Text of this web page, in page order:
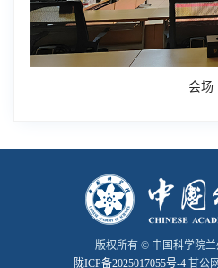
会场
版权所有 © 中国科学院
陇ICP备2025017055号-4 甘公